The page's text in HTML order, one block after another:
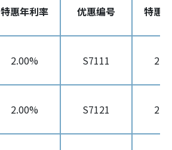
特惠年利率 优惠编号 特惠
2.00% S7111
2.00% S7121